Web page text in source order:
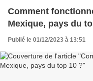
Comment
Mexique, pays du
Publié le 01/12/2023 à 13:51